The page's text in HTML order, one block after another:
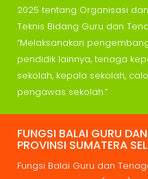
2025 tentang Organisasi
Teknis Bidang Guru dan
“Melaksanakan
pendidik lainnya, tenaga
sekolah, kepala sekolah,
pengawas sekolah.”
FUNGSI BALAI GURU
PROVINSI SUMATERA
Fungsi Balai Guru dan